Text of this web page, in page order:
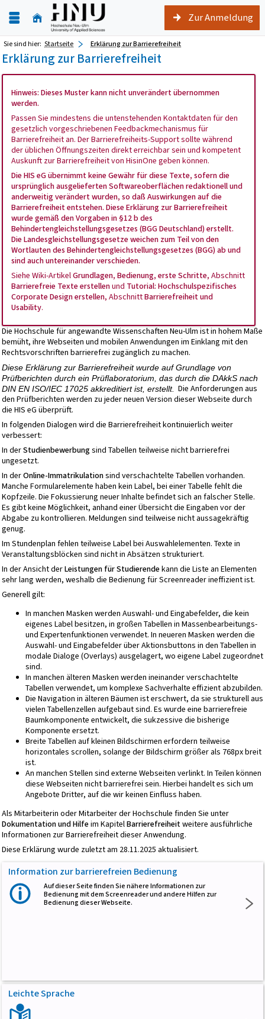
Zur Anmeldung
Sie sind hier: Startseite Erklärung zur Barrierefreiheit
Erklärung zur Barrierefreiheit
Hinweis: Dieses Muster kann nicht unverändert übernommen
werden.
Passen Sie mindestens die untenstehenden Kontaktdaten für den
gesetzlich vorgeschriebenen Feedbackmechanismus für
Barrierefreiheit an. Der Barrierefreiheits-Support sollte während
der üblichen Öffnungszeiten direkt erreichbar sein und kompetent
Auskunft zur Barrierefreiheit von HisinOne geben können.
Die HIS eG übernimmt keine Gewähr für diese Texte, sofern die
ursprünglich ausgelieferten Softwareoberflächen redaktionell und
anderweitig verändert wurden, so daß Auswirkungen auf die
Barrierefreiheit entstehen. Diese Erklärung zur Barrierefreiheit
wurde gemäß den Vorgaben in §12 b des
Behindertengleichstellungsgesetzes (BGG Deutschland) erstellt.
Die Landesgleichstellungsgesetze weichen zum Teil von den
Wortlauten des Behindertengleichstellungsgesetzes (BGG) ab und
sind auch untereinander verschieden.
Siehe Wiki-ArtikelGrundlagen, Bedienung, erste Schritte, Abschnitt
Barrierefreie Texte erstellenund Tutorial: Hochschulspezifisches
Corporate Design erstellen, AbschnittBarrierefreiheit und
Usability.
Die Hochschule für angewandte Wissenschaften Neu-Ulm ist in hohem Maße
bemüht, ihre Webseiten und mobilen Anwendungen im Einklang mit den
Rechtsvorschriften barrierefrei zugänglich zu machen.
Diese Erklärung zur Barrierefreiheit wurde auf Grundlage von
Prüfberichten durch ein Prüflaboratorium, das durch die DAkkS nach
DIN EN ISO/IEC 17025 akkreditiert ist, erstellt. Die Anforderungen aus
den Prüfberichten werden zu jeder neuen Version dieser Webseite durch
die HIS eG überprüft.
In folgenden Dialogen wird die Barrierefreiheit kontinuierlich weiter
verbessert:
In derStudienbewerbungsind Tabellen teilweise nicht barrierefrei
ungesetzt.
In derOnline-Immatrikulationsind verschachtelte Tabellen vorhanden.
Manche Formularelemente haben kein Label, bei einer Tabelle fehlt die
Kopfzeile. Die Fokussierung neuer Inhalte befindet sich an falscher Stelle.
Es gibt keine Möglichkeit, anhand einer Übersicht die Eingaben vor der
Abgabe zu kontrollieren. Meldungen sind teilweise nicht aussagekräftig
genug.
Im Stundenplan fehlen teilweise Label bei Auswahlelementen. Texte in
Veranstaltungsblöcken sind nicht in Absätzen strukturiert.
In der Ansicht derLeistungen für Studierendekann die Liste an Elementen
sehr lang werden, weshalb die Bedienung für Screenreader ineffizient ist.
Generell gilt:
In manchen Masken werden Auswahl- und Eingabefelder, die kein
eigenes Label besitzen, in großen Tabellen in Massenbearbeitungs-
und Expertenfunktionen verwendet. In neueren Masken werden die
Auswahl- und Eingabefelder über Aktionsbuttons in den Tabellen in
modale Dialoge (Overlays) ausgelagert, wo eigene Label zugeordnet
sind.
In manchen älteren Masken werden ineinander verschachtelte
Tabellen verwendet, um komplexe Sachverhalte effizient abzubilden.
Die Navigation in älteren Bäumen ist erschwert, da sie strukturell aus
vielen Tabellenzellen aufgebaut sind. Es wurde eine barrierefreie
Baumkomponente entwickelt, die sukzessive die bisherige
Komponente ersetzt.
Breite Tabellen auf kleinen Bildschirmen erfordern teilweise
horizontales scrollen, solange der Bildschirm größer als 768px breit
ist.
An manchen Stellen sind externe Webseiten verlinkt. In Teilen können
diese Webseiten nicht barrierefrei sein. Hierbei handelt es sich um
Angebote Dritter, auf die wir keinen Einfluss haben.
Als Mitarbeiterin oder Mitarbeiter der Hochschule finden Sie unter
Dokumentation und Hilfeim KapitelBarrierefreiheitweitere ausführliche
Informationen zur Barrierefreiheit dieser Anwendung.
Diese Erklärung wurde zuletzt am 28.11.2025 aktualisiert.
Information zur barrierefreien Bedienung
Auf dieser Seite finden Sie nähere Informationen zur
Bedienung mit dem Screenreader und andere Hilfen zur
Bedienung dieser Webseite.
Leichte Sprache